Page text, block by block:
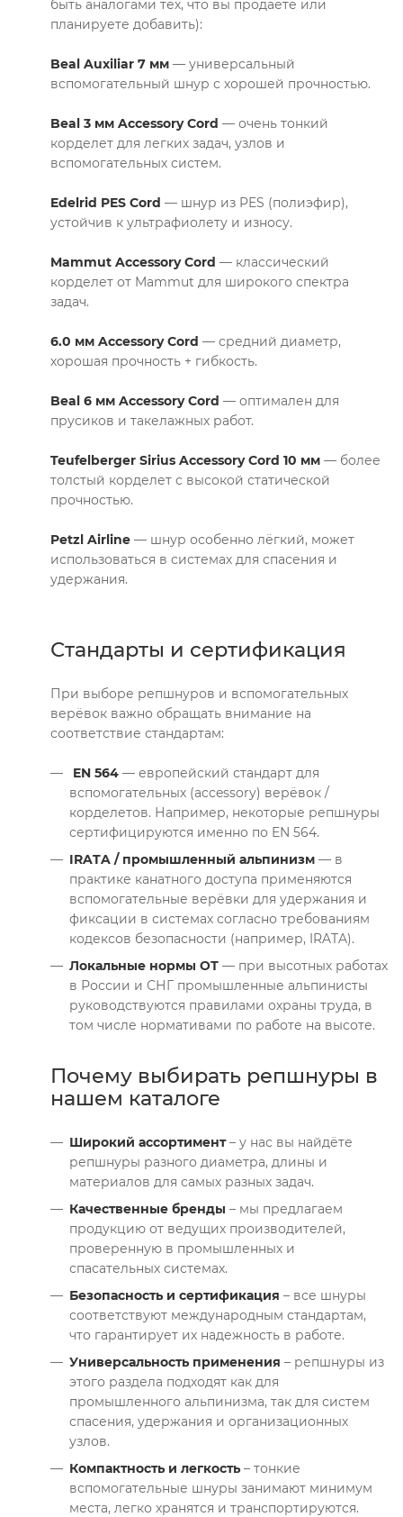
быть аналогами тех, что вы продаёте или
планируете добавить):
Beal Auxiliar 7 мм — универсальный
вспомогательный шнур с хорошей прочностью.
Beal 3 мм Accessory Cord — очень тонкий
корделет для легких задач, узлов и
вспомогательных систем.
Edelrid PES Cord — шнур из PES (полиэфир),
устойчив к ультрафиолету и износу.
Mammut Accessory Cord — классический
корделет от Mammut для широкого спектра
задач.
6.0 мм Accessory Cord — средний диаметр,
хорошая прочность + гибкость.
Beal 6 мм Accessory Cord — оптимален для
прусиков и такелажных работ.
Teufelberger Sirius Accessory Cord 10 мм — более
толстый корделет с высокой статической
прочностью.
Petzl Airline — шнур особенно лёгкий, может
использоваться в системах для спасения и
удержания.
Стандарты и сертификация
При выборе репшнуров и вспомогательных
верёвок важно обращать внимание на
соответствие стандартам:
EN 564 — европейский стандарт для
вспомогательных (accessory) верёвок /
корделетов. Например, некоторые репшнуры
сертифицируются именно по EN 564.
IRATA / промышленный альпинизм — в
практике канатного доступа применяются
вспомогательные верёвки для удержания и
фиксации в системах согласно требованиям
кодексов безопасности (например, IRATA).
Локальные нормы ОТ — при высотных работах
в России и СНГ промышленные альпинисты
руководствуются правилами охраны труда, в
том числе нормативами по работе на высоте.
Почему выбирать репшнуры в
нашем каталоге
Широкий ассортимент– у нас вы найдёте
репшнуры разного диаметра, длины и
материалов для самых разных задач.
Качественные бренды – мы предлагаем
продукцию от ведущих производителей,
проверенную в промышленных и
спасательных системах.
Безопасность и сертификация – все шнуры
соответствуют международным стандартам,
что гарантирует их надежность в работе.
Универсальность применения – репшнуры из
этого раздела подходят как для
промышленного альпинизма, так для систем
спасения, удержания и организационных
узлов.
Компактность и легкость – тонкие
вспомогательные шнуры занимают минимум
места, легко хранятся и транспортируются.